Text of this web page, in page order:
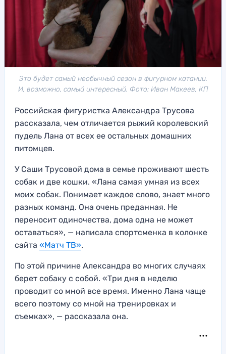
Это будет самый необычный сезон в фигурном катании.
И, возможно, самый интересный. Фото: Иван Макеев, КП
Российская фигуристка Александра Трусова
рассказала, чем отличается рыжий королевский
пудель Лана от всех ее остальных домашних
питомцев.
У Саши Трусовой дома в семье проживают шесть
собак и две кошки. «Лана самая умная из всех
моих собак. Понимает каждое слово, знает много
разных команд. Она очень преданная. Не
переносит одиночества, дома одна не может
оставаться», — написала спортсменка в колонке
сайта «Матч ТВ».
По этой причине Александра во многих случаях
берет собаку с собой. «Три дня в неделю
проводит со мной все время. Именно Лана чаще
всего поэтому со мной на тренировках и
съемках», — рассказала она.